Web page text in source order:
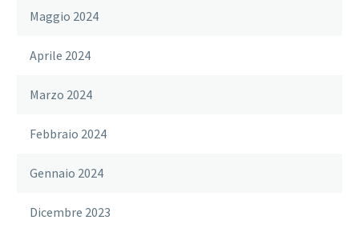
Maggio 2024
Aprile 2024
Marzo 2024
Febbraio 2024
Gennaio 2024
Dicembre 2023